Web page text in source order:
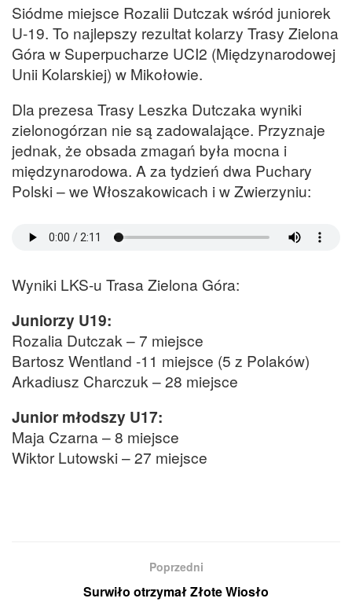
Siódme miejsce Rozalii Dutczak wśród juniorek
U-19. To najlepszy rezultat kolarzy Trasy Zielona
Góra w Superpucharze UCI2 (Międzynarodowej
Unii Kolarskiej) w Mikołowie.
Dla prezesa Trasy Leszka Dutczaka wyniki
zielonogórzan nie są zadowalające. Przyznaje
jednak, że obsada zmagań była mocna i
międzynarodowa. A za tydzień dwa Puchary
Polski – we Włoszakowicach i w Zwierzyniu:
Wyniki LKS-u Trasa Zielona Góra:
Juniorzy U19:
Rozalia Dutczak – 7 miejsce
Bartosz Wentland -11 miejsce (5 z Polaków)
Arkadiusz Charczuk – 28 miejsce
Junior młodszy U17:
Maja Czarna – 8 miejsce
Wiktor Lutowski – 27 miejsce
Poprzedni
Surwiło otrzymał Złote Wiosło